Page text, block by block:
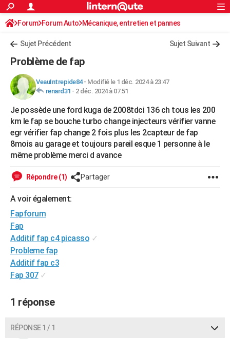
ACTUALITÉS
Politique
Société
Faits Divers
Education
Monde
Villes
+
FINANCE
Retraite
Impôts
Epargne
Immobilier
Risques naturels par ville
Banque
Assurance
Crédit
AUTO
Essais
Réserver un essai
Citadines
Berlines
SUV
Forum auto
+HIGH-TECH
Mobiles
Meilleur smartphone
Internet
Ordinateurs
Jeux vidéo
Guide high-tech
+BRICOLAGE
Forum
Aménagement intérieur
Extérieur
Cuisine
Salle de bains
Jardinage
Rangement
WEEK-END
Guides de France
Escapades
Patrimoine
Expositions
Musées
Week-end nature
LIFESTYLE
Art de vivre
Bien-être
Loisirs
Mode
Modes de vie
SANTE
Alimentation
Guide de la santé
Maladies
Médicaments
Sommeil
VOYAGE
Destinations
City break
Voyage nature
Voyage de noces
Forum
Climat
+PHOTO
GUIDES D'ACHAT
CARTE DE VOEUX
Carte de Noël
Carte Bonne année
Carte Saint-Valentin
Carte Pâques
Carte d'anniversaire
DICTIONNAIRE
Rechercher
S'inscrire
Connexion
Forum Forum Auto Mécanique, entretien et pannes
Sujet Précédent Sujet Suivant
Problème de fap
VeauIntrepide84- Modifié le 1 déc. 2024 à 23:47
renard31 - 2 déc. 2024 à 07:51
Je possède une ford kuga de 2008tdci 136 ch tous les 200
km le fap se bouche turbo change injecteurs vérifier vanne
egr vérifier fap change 2 fois plus les 2capteur de fap
8mois au garage et toujours pareil esque 1 personne à le
même problème merci d avance
Répondre (1) Partager
A voir également:
Fapforum
Fap
Additif fap c4 picasso ✓
Probleme fap
Additif fap c3
Fap 307 ✓
1 réponse
RÉPONSE 1 / 1